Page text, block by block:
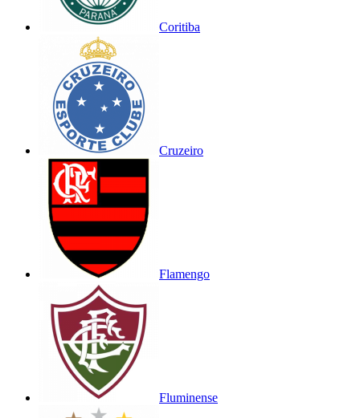
Coritiba
Cruzeiro
Flamengo
Fluminense